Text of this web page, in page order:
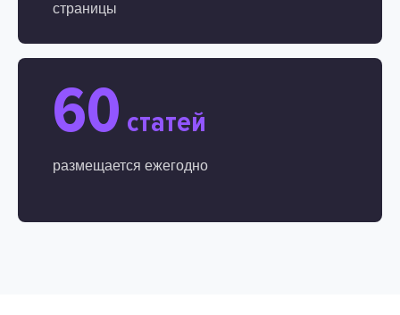
страницы
60 статей
размещается ежегодно